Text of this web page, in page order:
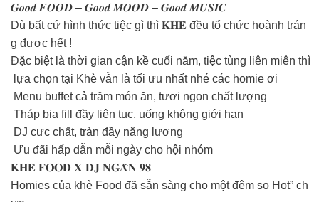
𝑮𝒐𝒐𝒅 𝑭𝑶𝑶𝑫 – 𝑮𝒐𝒐𝒅 𝑴𝑶𝑶𝑫 – 𝑮𝒐𝒐𝒅 𝑴𝑼𝑺𝑰𝑪
Dù bất cứ hình thức tiệc gì thì 𝐊𝐇𝐄̀ đều tổ chức hoành trán
g được hết !
Đặc biệt là thời gian cận kề cuối năm, tiệc tùng liên miên thì
lựa chọn tại Khè vẫn là tối ưu nhất nhé các homie ơi
Menu buffet cả trăm món ăn, tươi ngon chất lượng
Tháp bia fill đầy liên tục, uống không giới hạn
DJ cực chất, tràn đầy năng lượng
Ưu đãi hấp dẫn mỗi ngày cho hội nhóm
𝐊𝐇𝐄̀ 𝐅𝐎𝐎𝐃 𝐗 𝐃𝐉 𝐍𝐆𝐀̂𝐍 𝟗𝟖
Homies của khè Food đã sẵn sàng cho một đêm so Hot” ch